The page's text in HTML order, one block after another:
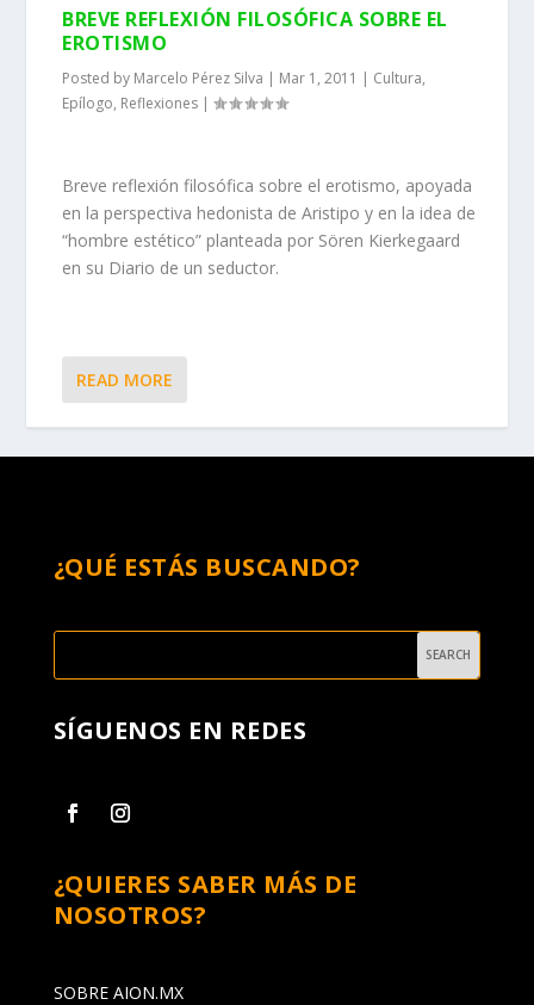
BREVE REFLEXIÓN FILOSÓFICA SOBRE EL
EROTISMO
Posted by Marcelo Pérez Silva | Mar 1, 2011 | Cultura,
Epílogo, Reflexiones |
Breve reflexión filosófica sobre el erotismo, apoyada
en la perspectiva hedonista de Aristipo y en la idea de
“hombre estético” planteada por Sören Kierkegaard
en su Diario de un seductor.
READ MORE
¿QUÉ ESTÁS BUSCANDO?
SÍGUENOS EN REDES
¿QUIERES SABER MÁS DE
NOSOTROS?
SOBRE AION.MX